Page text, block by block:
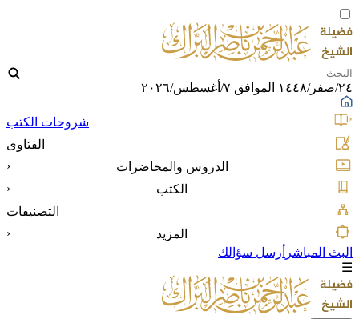
٢٤/صفر/١٤٤٨ الموافق ٧/أغسطس/٢٠٢٦
شروحات الكتب
الفتاوى
الدروس والمحاضرات
‹
الكتب
‹
التصنيفات
المزيد
‹
البث المباشر أرسل سؤالك
☰